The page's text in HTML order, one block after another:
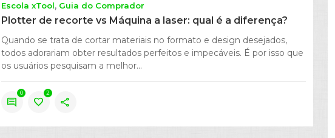
Escola xTool Guia do Comprador
Plotter de recorte vs Máquina a laser: qual é a diferença?
Quando se trata de cortar materiais no formato e design desejados,
todos adorariam obter resultados perfeitos e impecáveis. É por isso que
os usuários pesquisam a melhor...
comment
0
favorite
2
share